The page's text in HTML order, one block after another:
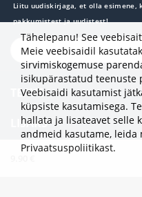
Liitu uudiskirjaga, et olla esimene,
pakkumistest ja uudistest!
TEAVE
LISAKS
KATEGOORIAD
Tähelepanu! See
Meie veebisaidil
sirvimiskogemuse
isikupärastatud teenuste
Veebisaidi kasutamist
küpsiste kasutamisega.
hallata ja lisateavet selle
andmeid kasutame, leida
Privaatsuspoliitikast.